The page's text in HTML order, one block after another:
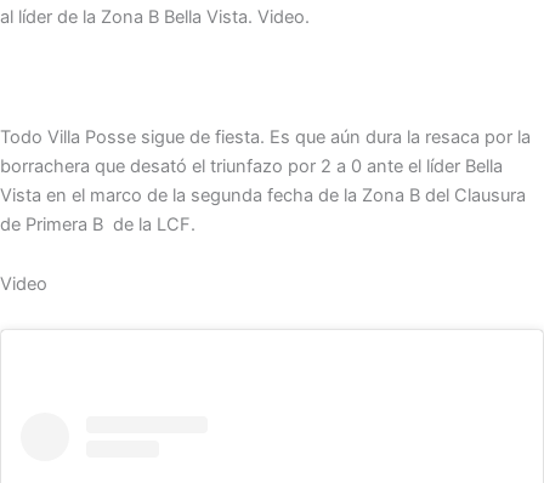
al líder de la Zona B Bella Vista. Video.
Todo Villa Posse sigue de fiesta. Es que aún dura la resaca por la
borrachera que desató el triunfazo por 2 a 0 ante el líder Bella
Vista en el marco de la segunda fecha de la Zona B del Clausura
de Primera B de la LCF.
Video